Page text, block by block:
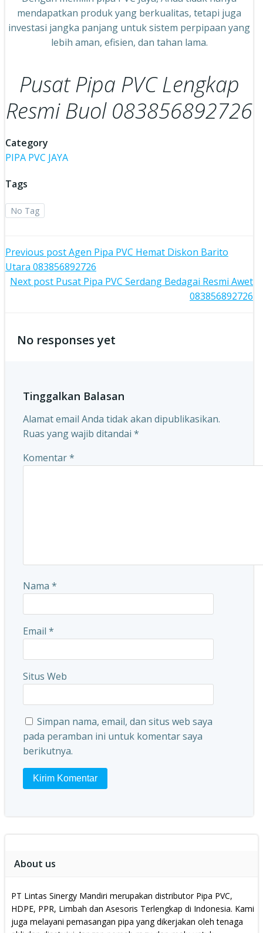
mendapatkan produk yang berkualitas, tetapi juga
investasi jangka panjang untuk sistem perpipaan yang
lebih aman, efisien, dan tahan lama.
Pusat Pipa PVC Lengkap
Resmi Buol 083856892726
Category
PIPA PVC JAYA
Tags
No Tag
Post
navigation
Previous postAgen Pipa PVC Hemat Diskon Barito
Utara 083856892726
Post
Next post Pusat Pipa PVC Serdang Bedagai Resmi Awet
083856892726
No responses yet
Tinggalkan Balasan
Alamat email Anda tidak akan dipublikasikan.
Ruas yang wajib ditandai *
Komentar*
Nama *
Email *
Situs Web
Simpan nama, email, dan situs web saya
pada peramban ini untuk komentar saya
berikutnya.
About us
PT Lintas Sinergy Mandiri merupakan distributor Pipa PVC,
HDPE, PPR, Limbah dan Asesoris Terlengkap di Indonesia. Kami
juga melayani pemasangan pipa yang dikerjakan oleh tenaga